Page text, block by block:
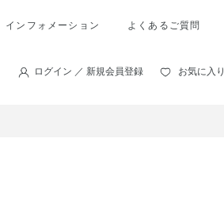
インフォメーション よくあるご質問
ログイン ／ 新規会員登録 お気に入り